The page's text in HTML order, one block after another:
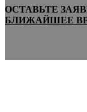
ОСТАВЬТЕ
БЛИЖАЙШЕЕ